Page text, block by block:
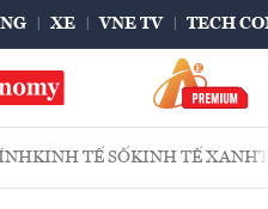
XE VNE TV TECH
KINH TẾ SỐKINH TẾ XANH